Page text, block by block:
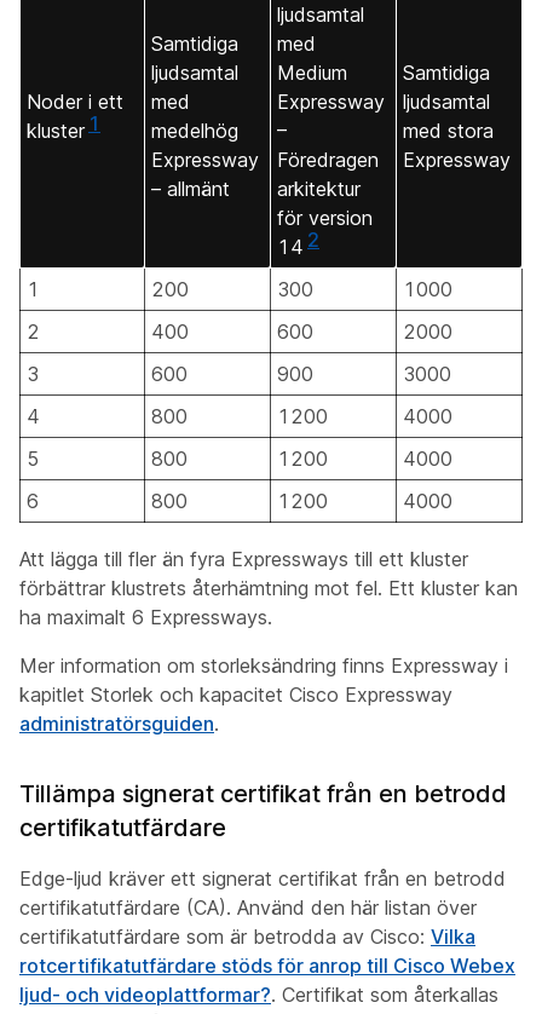
Noder i ett
kluster 1
Samtidiga
ljudsamtal
med
medelhög
Expressway
– allmänt
ljudsamtal
med
Medium
Expressway
–
Föredragen
arkitektur
för version
14 2
Samtidiga
ljudsamtal
med stora
Expressway
1 200 300
1000
2
400 600
2000
3
600 900
3000
4
800 1200
4000
5
800 1200
4000
6
800 1200 4000
Att lägga till fler än fyra Expressways till ett kluster
förbättrar klustrets återhämtning mot fel. Ett kluster kan
ha maximalt 6 Expressways.
Mer information om storleksändring finns Expressway i
kapitlet Storlek och kapacitet Cisco Expressway
administratörsguiden.
Tillämpa signerat certifikat från en betrodd
certifikatutfärdare
Edge-ljud kräver ett signerat certifikat från en betrodd
certifikatutfärdare (CA). Använd den här listan över
certifikatutfärdare som är betrodda av Cisco: Vilka
rotcertifikatutfärdare stöds för anrop till Cisco Webex
ljud- och videoplattformar?. Certifikat som återkallas